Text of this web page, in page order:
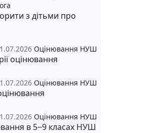
з дітьми про
Оцінювання НУШ
оцінювання
Оцінювання НУШ
Оцінювання НУШ
в 5‒9 класах НУШ